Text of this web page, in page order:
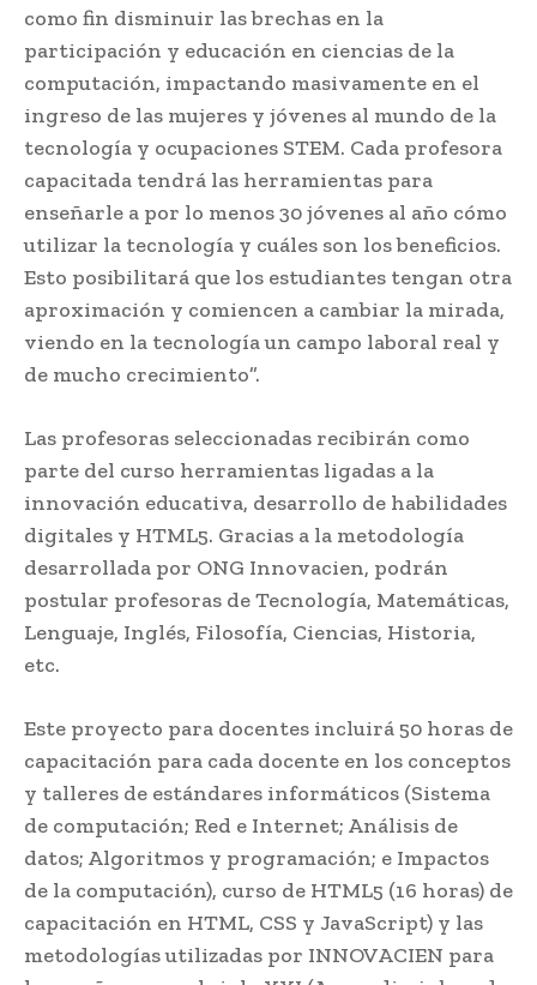
como fin disminuir las brechas en la
participación y educación en ciencias de la
computación, impactando masivamente en el
ingreso de las mujeres y jóvenes al mundo de la
tecnología y ocupaciones STEM. Cada profesora
capacitada tendrá las herramientas para
enseñarle a por lo menos 30 jóvenes al año cómo
utilizar la tecnología y cuáles son los beneficios.
Esto posibilitará que los estudiantes tengan otra
aproximación y comiencen a cambiar la mirada,
viendo en la tecnología un campo laboral real y
de mucho crecimiento”.
Las profesoras seleccionadas recibirán como
parte del curso herramientas ligadas a la
innovación educativa, desarrollo de habilidades
digitales y HTML5. Gracias a la metodología
desarrollada por ONG Innovacien, podrán
postular profesoras de Tecnología, Matemáticas,
Lenguaje, Inglés, Filosofía, Ciencias, Historia,
etc.
Este proyecto para docentes incluirá 50 horas de
capacitación para cada docente en los conceptos
y talleres de estándares informáticos (Sistema
de computación; Red e Internet; Análisis de
datos; Algoritmos y programación; e Impactos
de la computación), curso de HTML5 (16 horas) de
capacitación en HTML, CSS y JavaScript) y las
metodologías utilizadas por INNOVACIEN para